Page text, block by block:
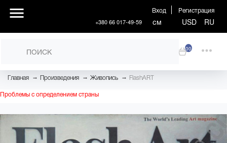
Вход Регистрация
+380 66 017-49-59 см USD RU
00
Главная → Произведения → Живопись → FlashART
Проблемы с определением страны